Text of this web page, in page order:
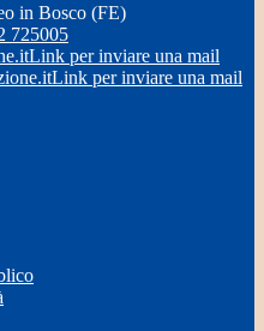
in Bosco (FE)
725005
Link per inviare una mail
Link per inviare una mail